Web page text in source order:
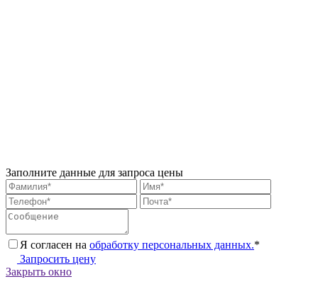
Заполните данные для запроса цены
Я согласен на обработку персональных данных.*
Запросить цену
Закрыть окно